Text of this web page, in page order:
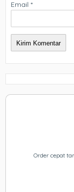
Email*
Order cepat